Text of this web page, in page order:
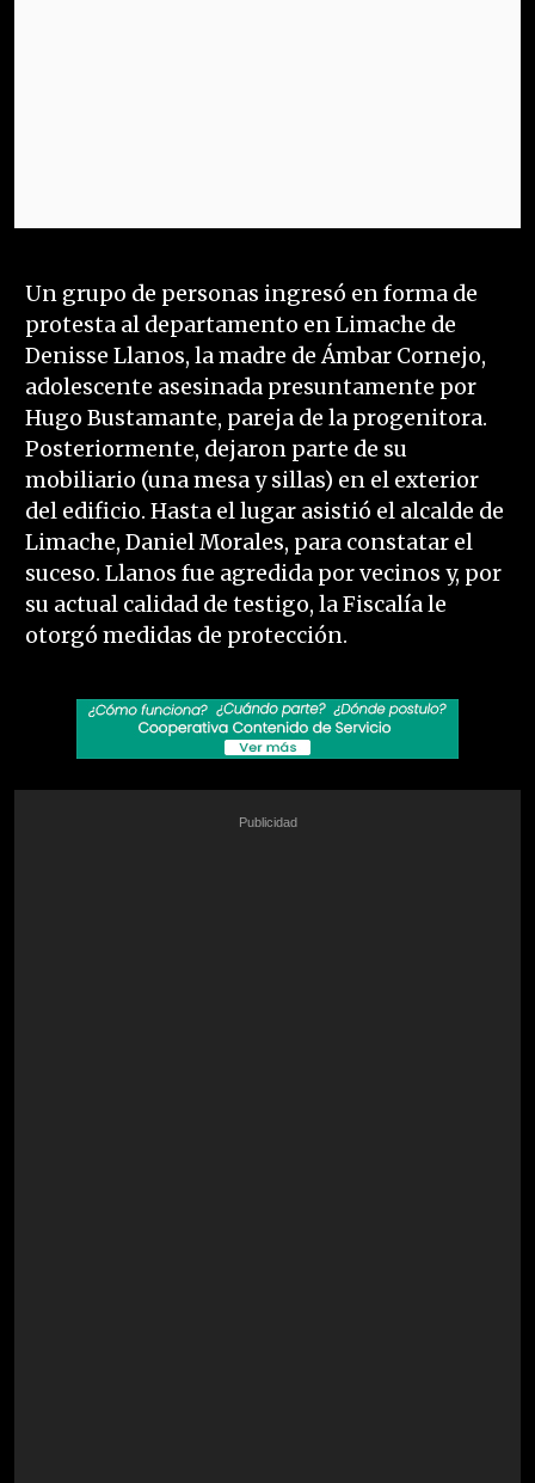
Un grupo de personas ingresó en forma de
protesta al departamento en Limache de
Denisse Llanos, la madre de Ámbar Cornejo,
adolescente asesinada presuntamente por
Hugo Bustamante, pareja de la progenitora.
Posteriormente, dejaron parte de su
mobiliario (una mesa y sillas) en el exterior
del edificio. Hasta el lugar asistió el alcalde de
Limache, Daniel Morales, para constatar el
suceso. Llanos fue agredida por vecinos y, por
su actual calidad de testigo, la Fiscalía le
otorgó medidas de protección.